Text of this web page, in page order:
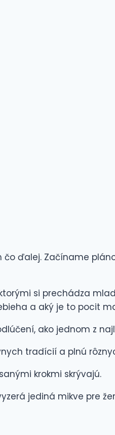
ďalej. Začíname
si prechádza
a aký je to pocit
ako jednom z
tradícií a plnú
krokmi skrývajú.
jediná mikve pre